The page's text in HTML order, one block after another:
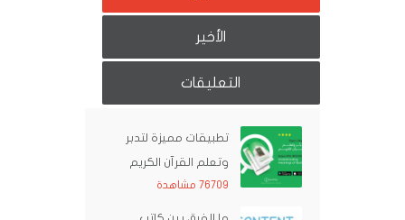
الأخير
التعليقات
تطبيقات مميزة لتدبر
وتعلم القرآن الكريم
76709 مشاهدة